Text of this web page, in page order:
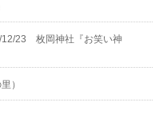
12/23 枚岡神社『お笑い神
）